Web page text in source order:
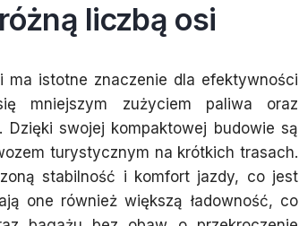
liczbą osi
ma istotne znaczenie dla efektywności
mniejszym zużyciem paliwa oraz
Dzięki swojej kompaktowej budowie są
turystycznym na krótkich trasach.
stabilność i komfort jazdy, co jest
one również większą ładowność, co